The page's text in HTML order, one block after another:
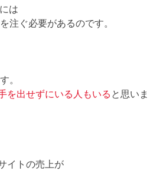
は
注ぐ必要があるのです。
。
を出せずにいる人もいる と思いま
イトの売上が